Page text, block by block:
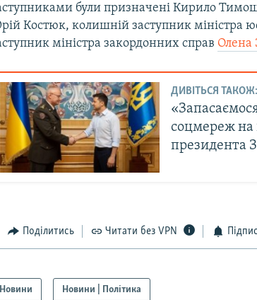
були призначені Кирило
Костюк, колишній заступник міністра
міністра закордонних справ Олена
ДИВІТЬСЯ ТАКОЖ:
соцмереж на
президента
Поділитись Читати без VPN
Новини Новини | Політика